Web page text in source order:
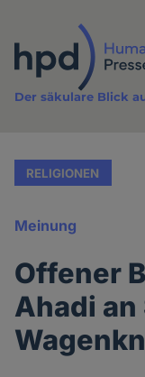
Inhalt
Der säkulare Blick
RELIGIONEN
Meinung
Offener
Ahadi an